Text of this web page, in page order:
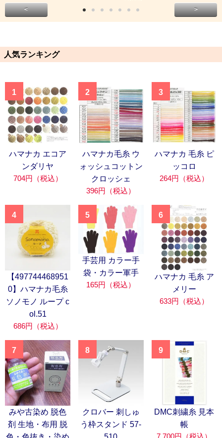
< >
人気ランキング
1
ハマナカ エコア
ンダリヤ
704円（税込）
2
ハマナカ毛糸 ウ
ォッシュコットン
クロッシェ
396円（税込）
3
ハマナカ 毛糸 ピ
ッコロ
264円（税込）
4
【497744468951
0】ハマナカ毛糸
ソノモノ ループ c
ol.51
686円（税込）
5
手芸用 カラー手
袋・カラー軍手
165円（税込）
6
ハマナカ 毛糸 ア
メリー
633円（税込）
7
みや古染め 脱色
剤 生地・布用 脱
8
クロバー 刺しゅ
う枠スタンド 57-
9
DMC刺繍糸 見本
帳
7,700円（税込）